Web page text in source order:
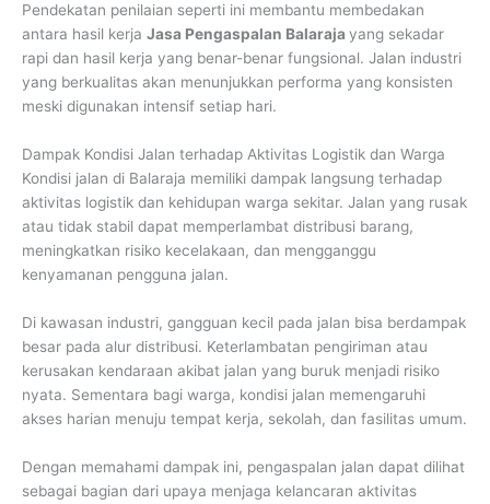
Pendekatan penilaian seperti ini membantu membedakan
antara hasil kerja Jasa Pengaspalan Balaraja yang sekadar
rapi dan hasil kerja yang benar-benar fungsional. Jalan industri
yang berkualitas akan menunjukkan performa yang konsisten
meski digunakan intensif setiap hari.
Dampak Kondisi Jalan terhadap Aktivitas Logistik dan Warga
Kondisi jalan di Balaraja memiliki dampak langsung terhadap
aktivitas logistik dan kehidupan warga sekitar. Jalan yang rusak
atau tidak stabil dapat memperlambat distribusi barang,
meningkatkan risiko kecelakaan, dan mengganggu
kenyamanan pengguna jalan.
Di kawasan industri, gangguan kecil pada jalan bisa berdampak
besar pada alur distribusi. Keterlambatan pengiriman atau
kerusakan kendaraan akibat jalan yang buruk menjadi risiko
nyata. Sementara bagi warga, kondisi jalan memengaruhi
akses harian menuju tempat kerja, sekolah, dan fasilitas umum.
Dengan memahami dampak ini, pengaspalan jalan dapat dilihat
sebagai bagian dari upaya menjaga kelancaran aktivitas